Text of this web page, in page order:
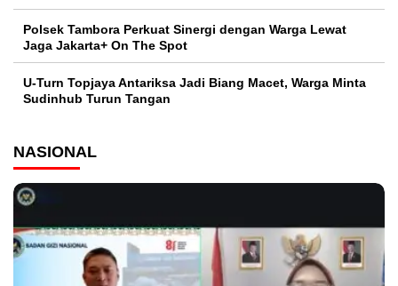
Polsek Tambora Perkuat Sinergi dengan Warga Lewat
Jaga Jakarta+ On The Spot
U-Turn Topjaya Antariksa Jadi Biang Macet, Warga Minta
Sudinhub Turun Tangan
NASIONAL